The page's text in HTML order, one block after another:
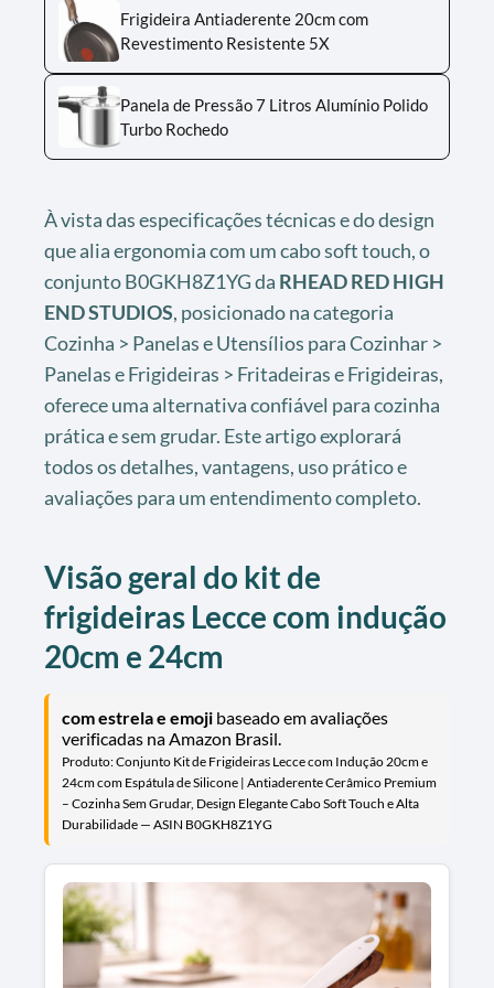
Frigideira Antiaderente 20cm com
Revestimento Resistente 5X
Panela de Pressão 7 Litros Alumínio Polido
Turbo Rochedo
À vista das especificações técnicas e do design
que alia ergonomia com um cabo soft touch, o
conjunto B0GKH8Z1YG da RHEAD RED HIGH
END STUDIOS, posicionado na categoria
Cozinha > Panelas e Utensílios para Cozinhar >
Panelas e Frigideiras > Fritadeiras e Frigideiras,
oferece uma alternativa confiável para cozinha
prática e sem grudar. Este artigo explorará
todos os detalhes, vantagens, uso prático e
avaliações para um entendimento completo.
Visão geral do kit de
frigideiras Lecce com indução
20cm e 24cm
com estrela e emoji baseado em avaliações
verificadas na Amazon Brasil.
Produto: Conjunto Kit de Frigideiras Lecce com Indução 20cm e
24cm com Espátula de Silicone | Antiaderente Cerâmico Premium
– Cozinha Sem Grudar, Design Elegante Cabo Soft Touch e Alta
Durabilidade — ASIN B0GKH8Z1YG